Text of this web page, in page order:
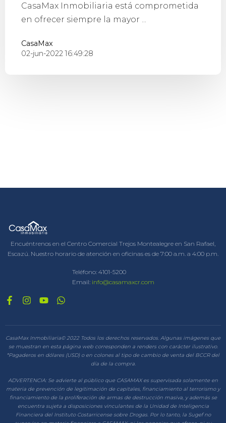
CasaMax Inmobiliaria está comprometida
en ofrecer siempre la mayor ...
CasaMax
02-jun-2022 16:49:28
Encuéntrenos en el Centro Comercial Trejos Montealegre en San Rafael,
Escazú. Nuestro horario de atención en oficinas es de 7:00 a.m. a 4:00 p.m.
Teléfono: 4101-5200
Email: info@casamaxcr.com
CasaMax Inmobiliaria© 2022 Todos los derechos reservados. Algunas imágenes que
se muestran en esta página web corresponden a renders con carácter ilustrativo.
*Pagaderos en dólares (USD) o en colones al tipo de cambio de venta del BCCR del
día de la compra.
ADVERTENCIA: Se advierte al público que CASAMAX es supervisada solamente en
materia de prevención de legitimación de capitales, financiamiento al terrorismo y
financiamiento de la proliferación de armas de destrucción masiva, y además se
encuentra sujeta a disposiciones vinculantes de la Unidad de Inteligencia
Financiera del Instituto Costarricense sobre Drogas. Por lo tanto, la Sugef no